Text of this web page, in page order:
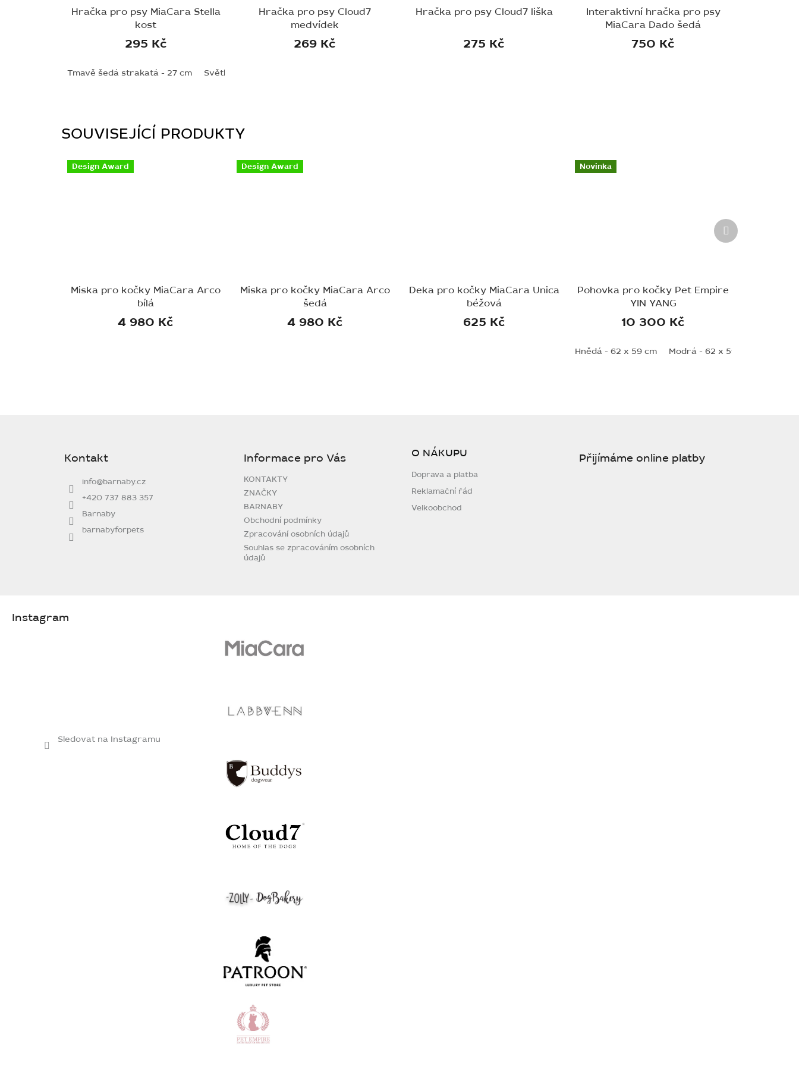
SOUVISEJÍCÍ PRODUKTY
Design Award
Miska pro kočky MiaCara Arco
bílá
4 980 Kč
Design Award
Miska pro kočky MiaCara Arco
šedá
4 980 Kč
Deka pro kočky MiaCara Unica
béžová
625 Kč
Novinka
Pohovka pro kočky Pet Empire
YIN YANG
10 300 Kč
Hnědá - 62 x 59 cm Modrá - 62 x 59 cm
Další
produkt
Hračka pro psy MiaCara Stella
kost
295 Kč
Tmavě šedá strakatá - 27 cm Světle šedá strakatá - 27 cm
Hračka pro psy Cloud7
medvídek
269 Kč
Hračka pro psy Cloud7 liška
275 Kč
Interaktivní hračka pro psy
MiaCara Dado šedá
750 Kč
Kontakt
info@barnaby.cz
+420 737 883 357
Barnaby
barnabyforpets
Informace pro Vás
KONTAKTY
ZNAČKY
BARNABY
Obchodní podmínky
Zpracování osobních údajů
Souhlas se zpracováním osobních
údajů
O NÁKUPU
Doprava a platba
Reklamační řád
Velkoobchod
Přijímáme online platby
Instagram
Sledovat na Instagramu